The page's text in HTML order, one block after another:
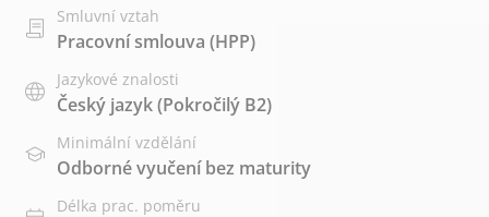
Smluvní vztah
Pracovní smlouva (HPP)
Jazykové znalosti
Český jazyk(Pokročilý B2)
Minimální vzdělání
Odborné vyučení bez maturity
Délka prac. poměru